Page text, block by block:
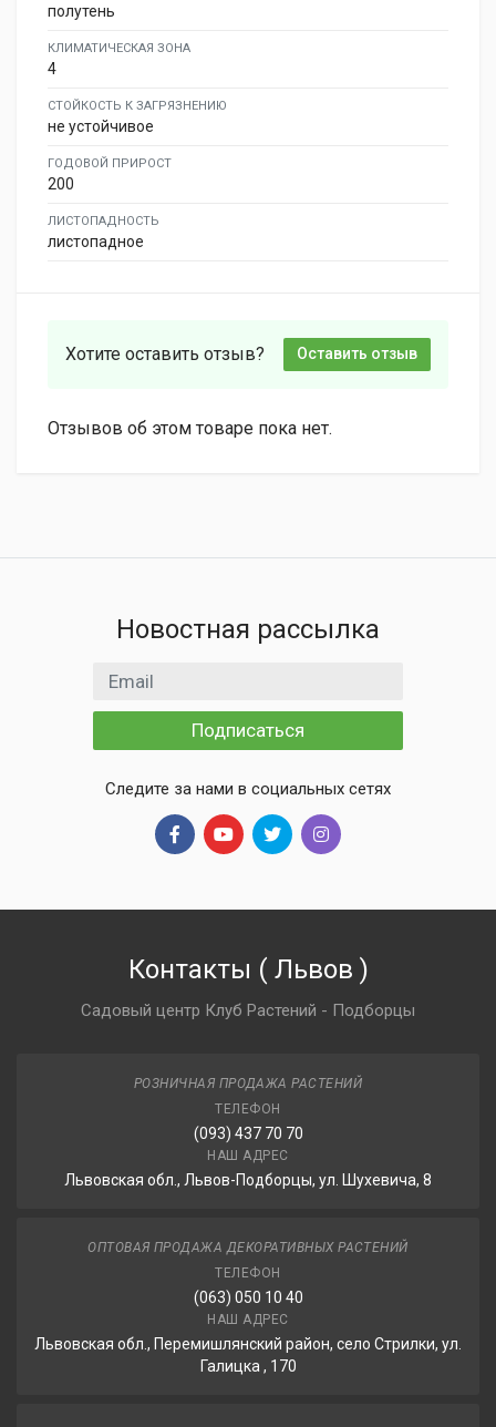
полутень
КЛИМАТИЧЕСКАЯ ЗОНА
4
СТОЙКОСТЬ К ЗАГРЯЗНЕНИЮ
не устойчивое
ГОДОВОЙ ПРИРОСТ
200
ЛИСТОПАДНОСТЬ
листопадное
Хотите оставить отзыв? Оставить отзыв
Отзывов об этом товаре пока нет.
Новостная рассылка
Email адрес
Подписаться
Следите за нами в социальных сетях
Контакты ( Львов )
Садовый центр Клуб Растений - Подборцы
РОЗНИЧНАЯ ПРОДАЖА РАСТЕНИЙ
ТЕЛЕФОН
(093) 437 70 70
НАШ АДРЕС
Львовская обл., Львов-Подборцы, ул. Шухевича, 8
ОПТОВАЯ ПРОДАЖА ДЕКОРАТИВНЫХ РАСТЕНИЙ
ТЕЛЕФОН
(063) 050 10 40
НАШ АДРЕС
Львовская обл., Перемишлянский район, село Стрилки, ул.
Галицка , 170